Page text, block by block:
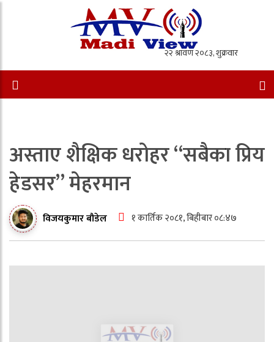
अस्ताए शैक्षिक धरोहर “सबैका प्रिय
हेडसर” मेहरमान
विजयकुमार बौडेल १ कार्तिक २०८१, बिहीबार ०८:४७